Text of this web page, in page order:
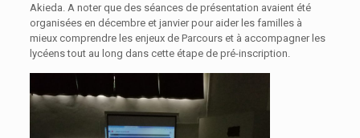
Akieda. A noter que des séances de présentation avaient été
organisées en décembre et janvier pour aider les familles à
mieux comprendre les enjeux de Parcours et à accompagner les
lycéens tout au long dans cette étape de pré-inscription.